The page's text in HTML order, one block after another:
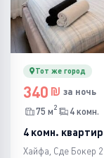
Тот же город
340
за ночь
75 м2 4 комн.
4 комн.
Хайфа, Сде Бокер